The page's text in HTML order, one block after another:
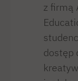
z firmą
dostęp